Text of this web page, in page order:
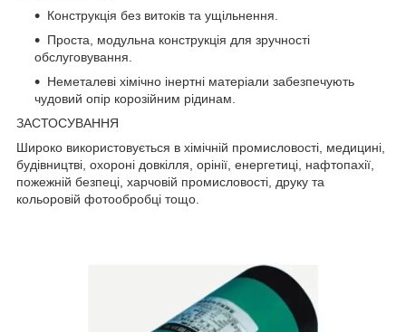
Конструкція без витоків та ущільнення.
Проста, модульна конструкція для зручності
обслуговування.
Неметалеві хімічно інертні матеріали забезпечують
чудовий опір корозійним рідинам.
ЗАСТОСУВАННЯ
Широко використовується в хімічній промисловості, медицині,
будівництві, охороні довкілля, орінії, енергетиці, нафтопахії,
пожежній безпеці, харчовій промисловості, друку та
кольоровій фотообробці тощо.